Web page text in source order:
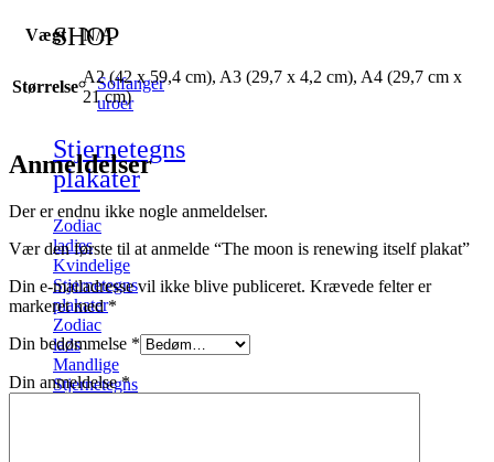
SHOP
Solfanger
uroer
Stjernetegns
plakater
Zodiac
ladies
Kvindelige
Stjernetegns
plakater
Zodiac
lads
Mandlige
Stjernetegns
Vægt N/A
Størrelse
A2 (42 x 59,4 cm), A3 (29,7 x 4,2 cm), A4 (29,7 cm x
21 cm)
Anmeldelser
Der er endnu ikke nogle anmeldelser.
Vær den første til at anmelde “The moon is renewing itself plakat”
Din e-mailadresse vil ikke blive publiceret. Krævede felter er
markeret med*
Din bedømmelse *
Din anmeldelse*